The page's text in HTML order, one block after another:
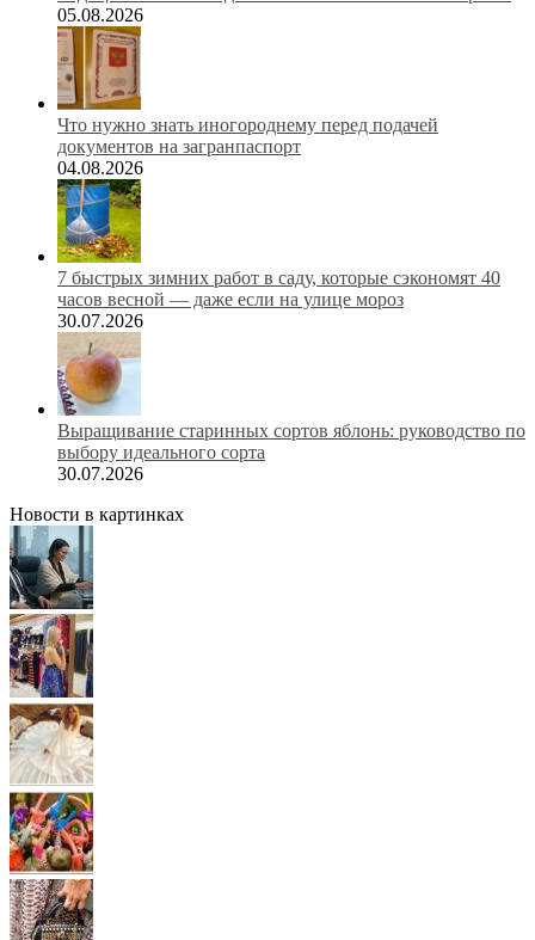
05.08.2026
Что нужно знать иногороднему перед подачей
документов на загранпаспорт
04.08.2026
7 быстрых зимних работ в саду, которые сэкономят 40
часов весной — даже если на улице мороз
30.07.2026
Выращивание старинных сортов яблонь: руководство по
выбору идеального сорта
30.07.2026
Новости в картинках